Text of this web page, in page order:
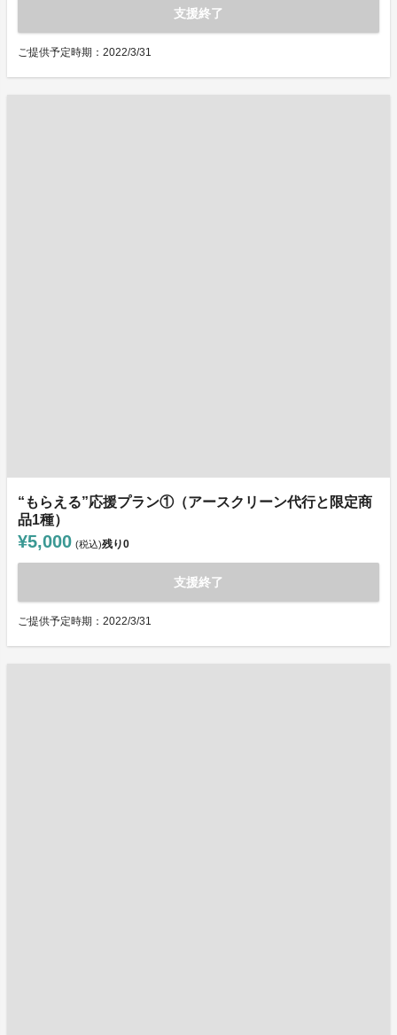
支援終了
ご提供予定時期：2022/3/31
“もらえる”応援プラン①（アースクリーン代行と限定商
品1種）
¥5,000 (税込)残り0
支援終了
ご提供予定時期：2022/3/31